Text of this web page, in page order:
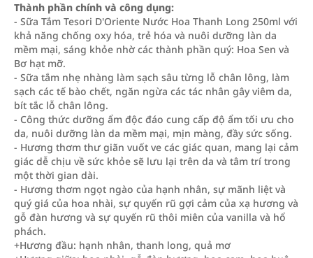
Thành phần chính và công dụng:
- Sữa Tắm Tesori D'Oriente Nước Hoa Thanh Long 250ml với
khả năng chống oxy hóa, trẻ hóa và nuôi dưỡng làn da
mềm mại, sáng khỏe nhờ các thành phần quý: Hoa Sen và
Bơ hạt mỡ.
- Sữa tắm nhẹ nhàng làm sạch sâu từng lỗ chân lông, làm
sạch các tế bào chết, ngăn ngừa các tác nhân gây viêm da,
bít tắc lỗ chân lông.
- Công thức dưỡng ẩm độc đáo cung cấp độ ẩm tối ưu cho
da, nuôi dưỡng làn da mềm mại, mịn màng, đầy sức sống.
- Hương thơm thư giãn vuốt ve các giác quan, mang lại cảm
giác dễ chịu về sức khỏe sẽ lưu lại trên da và tâm trí trong
một thời gian dài.
- Hương thơm ngọt ngào của hạnh nhân, sự mãnh liệt và
quý giá của hoa nhài, sự quyến rũ gợi cảm của xạ hương và
gỗ đàn hương và sự quyến rũ thôi miên của vanilla và hổ
phách.
+Hương đầu: hạnh nhân, thanh long, quả mơ